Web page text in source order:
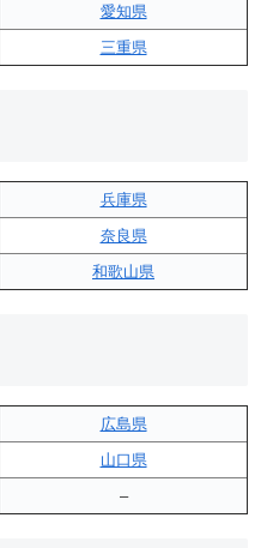
愛知県
三重県
兵庫県
奈良県
和歌山県
広島県
山口県
–